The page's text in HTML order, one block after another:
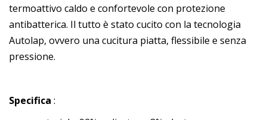
termoattivo caldo e confortevole con protezione
antibatterica. Il tutto è stato cucito con la tecnologia
Autolap, ovvero una cucitura piatta, flessibile e senza
pressione.
Specifica :